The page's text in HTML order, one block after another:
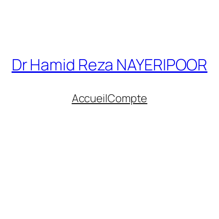
Dr Hamid Reza NAYERIPOOR
AccueilCompte